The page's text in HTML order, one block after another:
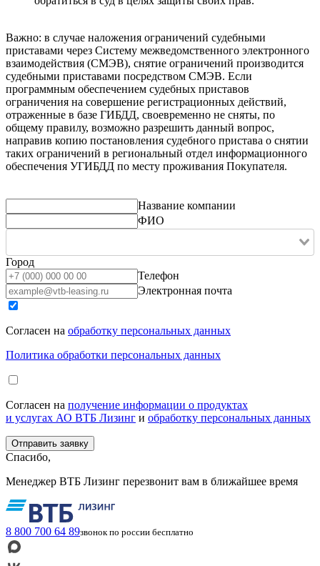
Важно: в случае наложения ограничений судебными
приставами через Систему межведомственного электронного
взаимодействия (СМЭВ), снятие ограничений производится
судебными приставами посредством СМЭВ. Если
программным обеспечением судебных приставов
ограничения на совершение регистрационных действий,
отраженные в базе ГИБДД, своевременно не сняты, по
общему правилу, возможно разрешить данный вопрос,
направив копию постановления судебного пристава о снятии
таких ограничений в региональный отдел информационного
обеспечения УГИБДД по месту проживания Покупателя.
Название компании
ФИО
Город
Телефон
Электронная почта
Согласен на обработку персональных данных
Политика обработки персональных данных
Согласен на получение информации о продуктах
и услугах АО ВТБ Лизинг и обработку персональных данных
Спасибо,
Менеджер ВТБ Лизинг перезвонит вам в ближайшее время
8 800 700 64 89звонок по россии бесплатно